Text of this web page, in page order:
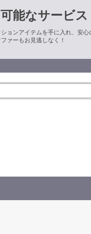
能なサービス
ョンアイテムを手に入れ、安
ァーもお見逃しなく！